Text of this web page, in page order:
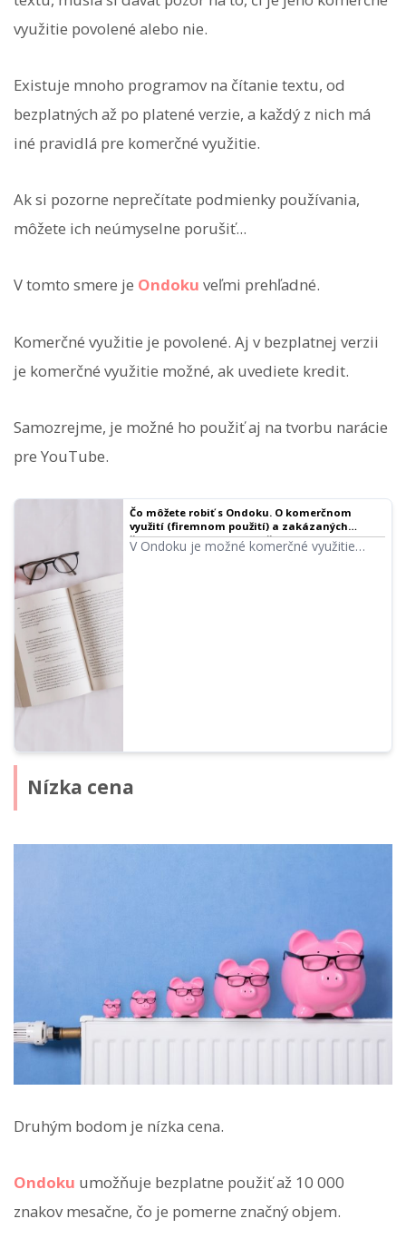
využitie povolené alebo nie.
Existuje mnoho programov na čítanie textu, od
bezplatných až po platené verzie, a každý z nich má
iné pravidlá pre komerčné využitie.
Ak si pozorne neprečítate podmienky používania,
môžete ich neúmyselne porušiť...
V tomto smere je Ondoku veľmi prehľadné.
Komerčné využitie je povolené. Aj v bezplatnej verzii
je komerčné využitie možné, ak uvediete kredit.
Samozrejme, je možné ho použiť aj na tvorbu narácie
pre YouTube.
Čo môžete robiť s Ondoku. O komerčnom
využití (firemnom použití) a zakázaných
činnostiach. | Softvér na čítanie textu Ondoku
V Ondoku je možné komerčné využitie
Nízka cena
Druhým bodom je nízka cena.
Ondoku umožňuje bezplatne použiť až 10 000
znakov mesačne, čo je pomerne značný objem.